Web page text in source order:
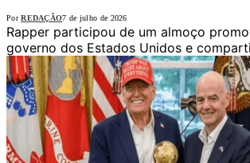
Por REDAÇÃO7 de julho de 2026
Rapper participou de um almoço
governo dos Estados Unidos e